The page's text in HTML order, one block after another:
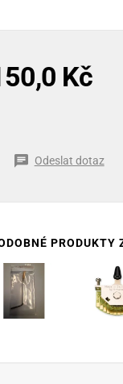
Kč
Odeslat dotaz
PRODUKTY